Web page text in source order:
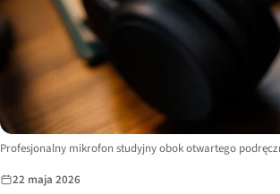
Image description:
Profesjonalny mikrofon studyjny obok otwartego
22 maja 2026